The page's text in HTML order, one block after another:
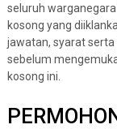
seluruh
kosong yang
jawatan, syarat serta
sebelum
kosong ini.